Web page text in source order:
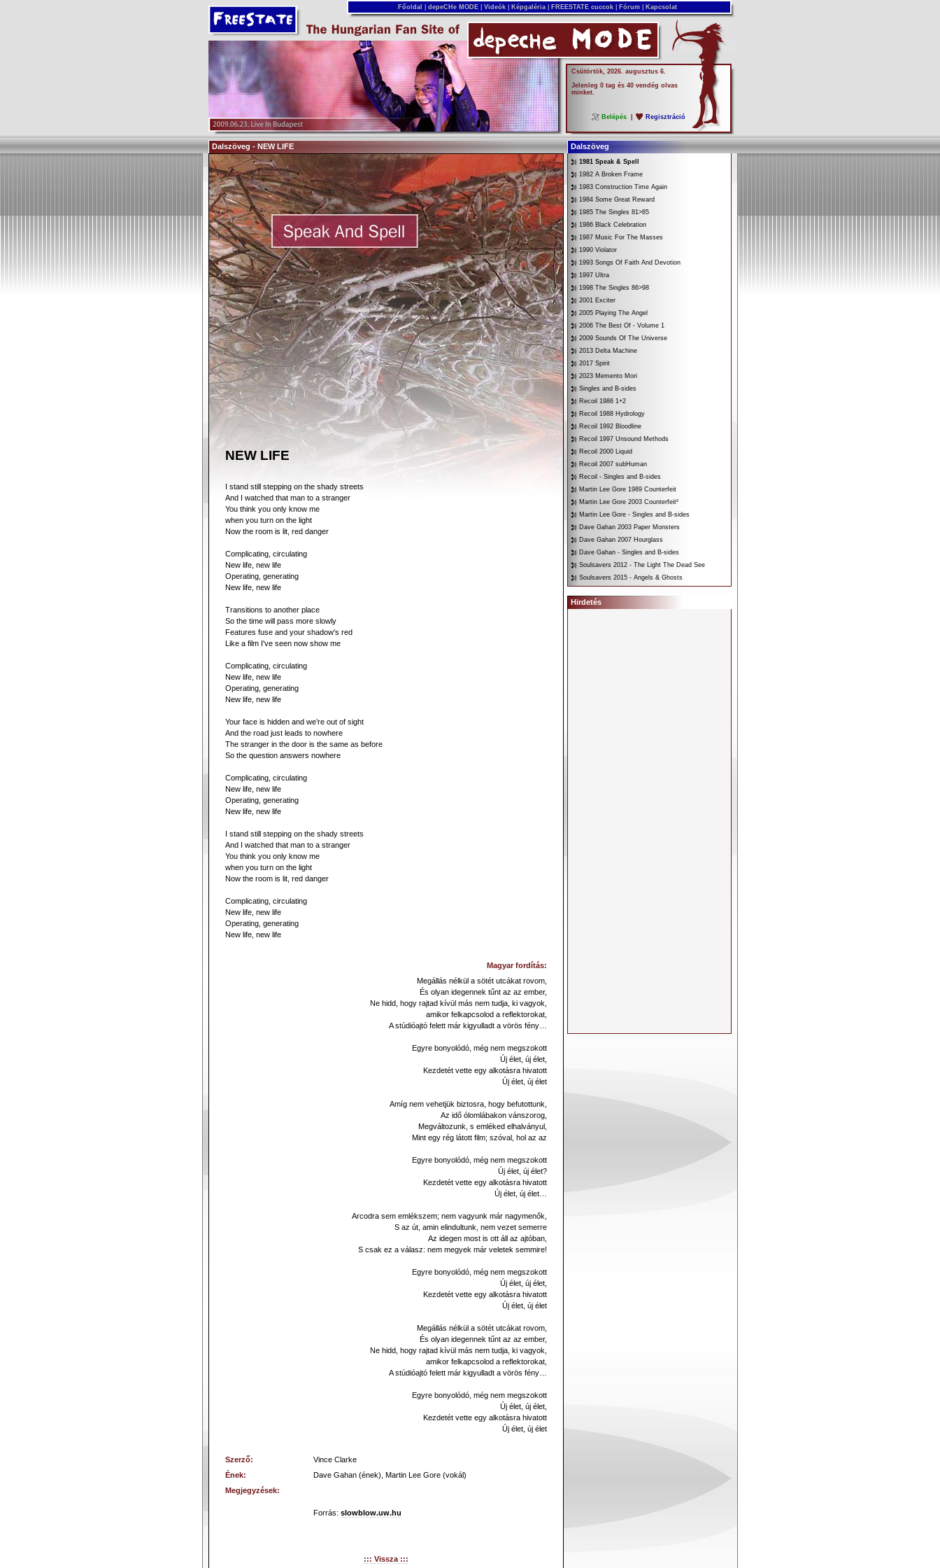
Főoldal depeCHe MODE Videók Képgaléria FREESTATE cuccok Fórum Kapcsolat
Csütörtök, 2026. augusztus 6.
Jelenleg 0 tag és 40 vendég olvas
minket.
Belépés Regisztráció
Dalszöveg - NEW LIFE Dalszöveg
NEW LIFE
I stand still stepping on the shady streets
And I watched that man to a stranger
You think you only know me
when you turn on the light
Now the room is lit, red danger
Complicating, circulating
New life, new life
Operating, generating
New life, new life
Transitions to another place
So the time will pass more slowly
Features fuse and your shadow's red
Like a film I've seen now show me
Complicating, circulating
New life, new life
Operating, generating
New life, new life
Your face is hidden and we’re out of sight
And the road just leads to nowhere
The stranger in the door is the same as before
So the question answers nowhere
Complicating, circulating
New life, new life
Operating, generating
New life, new life
I stand still stepping on the shady streets
And I watched that man to a stranger
You think you only know me
when you turn on the light
Now the room is lit, red danger
Complicating, circulating
New life, new life
Operating, generating
New life, new life
Magyar fordítás:
Megállás nélkül a sötét utcákat rovom,
És olyan idegennek tűnt az az ember,
Ne hidd, hogy rajtad kívül más nem tudja, ki vagyok,
amikor felkapcsolod a reflektorokat,
A stúdióajtó felett már kigyulladt a vörös fény…
Egyre bonyolódó, még nem megszokott
Új élet, új élet,
Kezdetét vette egy alkotásra hivatott
Új élet, új élet
Amíg nem vehetjük biztosra, hogy befutottunk,
Az idő ólomlábakon vánszorog,
Megváltozunk, s emléked elhalványul,
Mint egy rég látott film; szóval, hol az az
Egyre bonyolódó, még nem megszokott
Új élet, új élet?
Kezdetét vette egy alkotásra hivatott
Új élet, új élet…
Arcodra sem emlékszem; nem vagyunk már nagymenők,
S az út, amin elindultunk, nem vezet semerre
Az idegen most is ott áll az ajtóban,
S csak ez a válasz: nem megyek már veletek semmire!
Egyre bonyolódó, még nem megszokott
Új élet, új élet,
Kezdetét vette egy alkotásra hivatott
Új élet, új élet
Megállás nélkül a sötét utcákat rovom,
És olyan idegennek tűnt az az ember,
Ne hidd, hogy rajtad kívül más nem tudja, ki vagyok,
amikor felkapcsolod a reflektorokat,
A stúdióajtó felett már kigyulladt a vörös fény…
Egyre bonyolódó, még nem megszokott
Új élet, új élet,
Kezdetét vette egy alkotásra hivatott
Új élet, új élet
Szerző:
Vince Clarke
Ének:
Dave Gahan (ének), Martin Lee Gore (vokál)
Megjegyzések:
Forrás: slowblow.uw.hu
::: Vissza :::
1981 Speak & Spell
1982 A Broken Frame
1983 Construction Time Again
1984 Some Great Reward
1985 The Singles 81>85
1986 Black Celebration
1987 Music For The Masses
1990 Violator
1993 Songs Of Faith And Devotion
1997 Ultra
1998 The Singles 86>98
2001 Exciter
2005 Playing The Angel
2006 The Best Of - Volume 1
2009 Sounds Of The Universe
2013 Delta Machine
2017 Spirit
2023 Memento Mori
Singles and B-sides
Recoil 1986 1+2
Recoil 1988 Hydrology
Recoil 1992 Bloodline
Recoil 1997 Unsound Methods
Recoil 2000 Liquid
Recoil 2007 subHuman
Recoil - Singles and B-sides
Martin Lee Gore 1989 Counterfeit
Martin Lee Gore 2003 Counterfeit²
Martin Lee Gore - Singles and B-sides
Dave Gahan 2003 Paper Monsters
Dave Gahan 2007 Hourglass
Dave Gahan - Singles and B-sides
Soulsavers 2012 - The Light The Dead See
Soulsavers 2015 - Angels & Ghosts
Hirdetés